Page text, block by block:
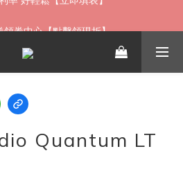
外寄送，歡迎直接與我們聯繫
Quantum LT